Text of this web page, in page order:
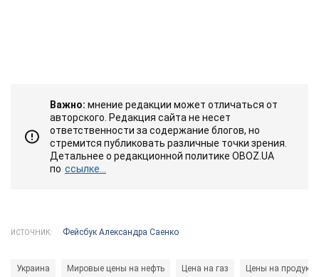
Важно: мнение редакции может отличаться от
авторского. Редакция сайта не несет
ответственности за содержание блогов, но
стремится публиковать различные точки зрения.
Детальнее о редакционной политике OBOZ.UA
по ссылке...
ИСТОЧНИК: Фейсбук Александра Саенко
Украина Мировые цены на нефть Цена на газ Цены на продукты